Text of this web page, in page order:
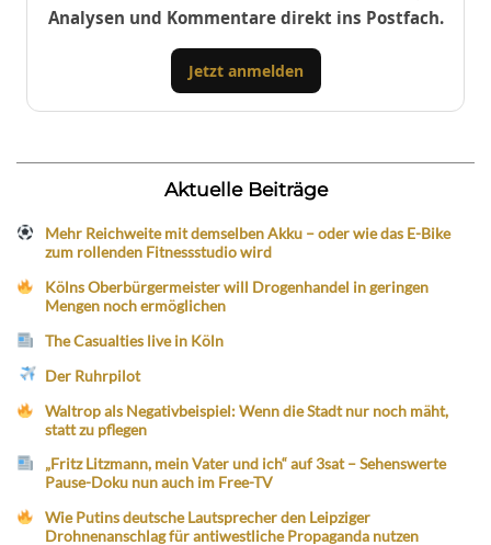
Analysen und Kommentare direkt ins Postfach.
Jetzt anmelden
Aktuelle Beiträge
Mehr Reichweite mit demselben Akku – oder wie das E-Bike
zum rollenden Fitnessstudio wird
Kölns Oberbürgermeister will Drogenhandel in geringen
Mengen noch ermöglichen
The Casualties live in Köln
Der Ruhrpilot
Waltrop als Negativbeispiel: Wenn die Stadt nur noch mäht,
statt zu pflegen
„Fritz Litzmann, mein Vater und ich“ auf 3sat – Sehenswerte
Pause-Doku nun auch im Free-TV
Wie Putins deutsche Lautsprecher den Leipziger
Drohnenanschlag für antiwestliche Propaganda nutzen